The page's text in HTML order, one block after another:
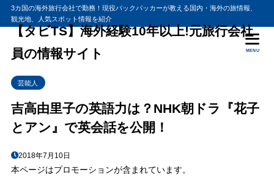
3カ国の海外旅行会社で勤務！現役バックパッカーが教える国内・海外の旅情報、
観光地、人気スポット情報を紹介
【タビTS】海外経験10年以上!元旅行会社
員の情報サイト
MENU
芸能人
吉高由里子の英語力は？NHK朝ドラ『花子
とアン』で英会話を公開！
2018年7月10日
本ページはプロモーションが含まれています。
目次
2 吉高由里子さんがドラマでキアヌリーブと共演！？
2.1 【ドラマ】ドイツのホテルでは翻訳機を利用！